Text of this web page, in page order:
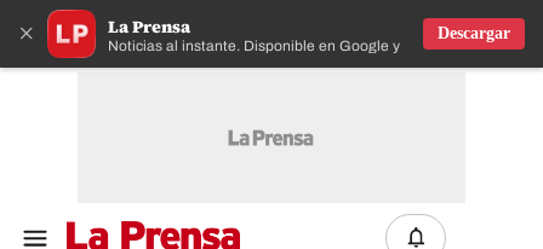
× La Prensa
Noticias al instante. Disponible en Google y IOS
Descargar